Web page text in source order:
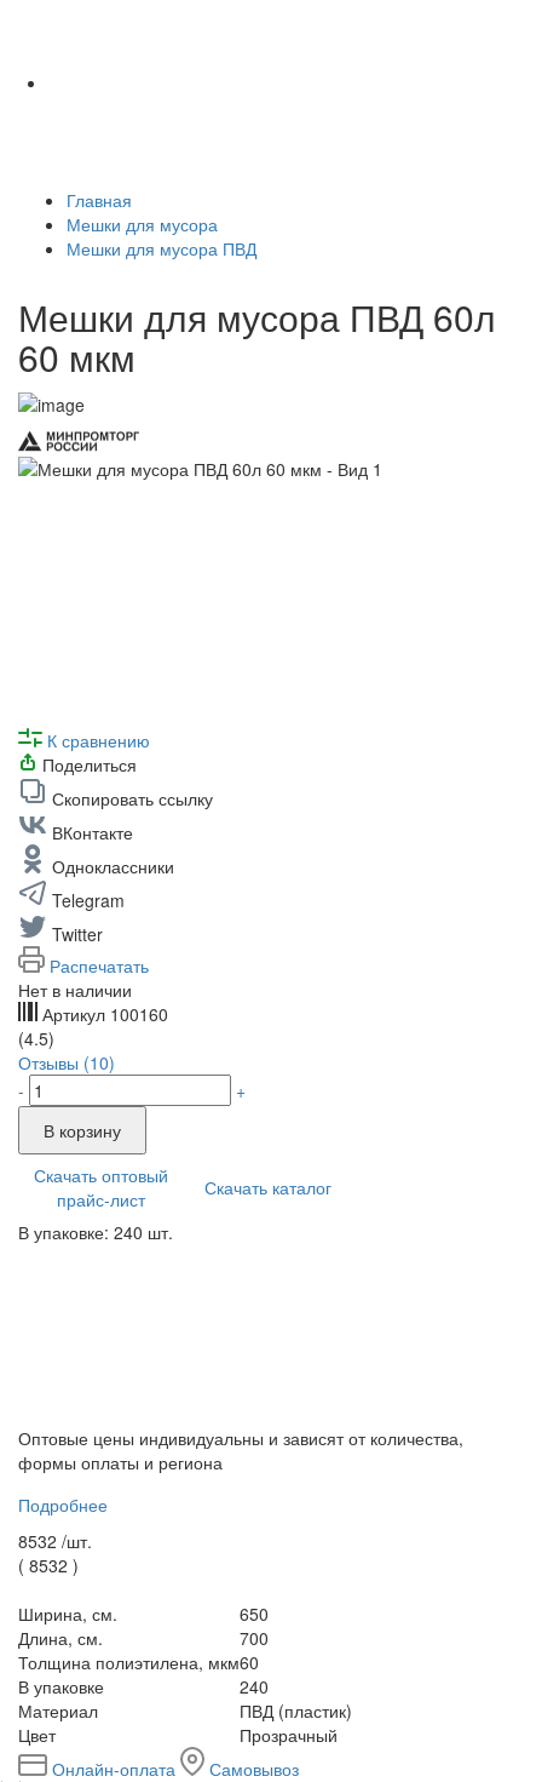
Главная
Мешки для мусора
Мешки для мусора ПВД
Мешки для мусора ПВД 60л
60 мкм
К сравнению
Поделиться
Скопировать ссылку
ВКонтакте
Одноклассники
Telegram
Twitter
Распечатать
Нет в наличии
Артикул 100160
(4.5)
Отзывы (10)
-
+
В корзину
Скачать оптовый
прайс-лист
Скачать каталог
В упаковке: 240 шт.
Оптовые цены индивидуальны и зависят от количества,
формы оплаты и региона
Подробнее
8532 /шт.
( 8532 )
Ширина, см.
650
Длина, см.
700
Толщина полиэтилена, мкм60
В упаковке
240
Материал
ПВД (пластик)
Цвет
Прозрачный
Онлайн-оплата
Самовывоз